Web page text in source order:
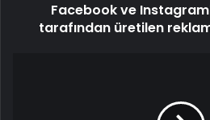
Facebook ve
tarafından üretilen